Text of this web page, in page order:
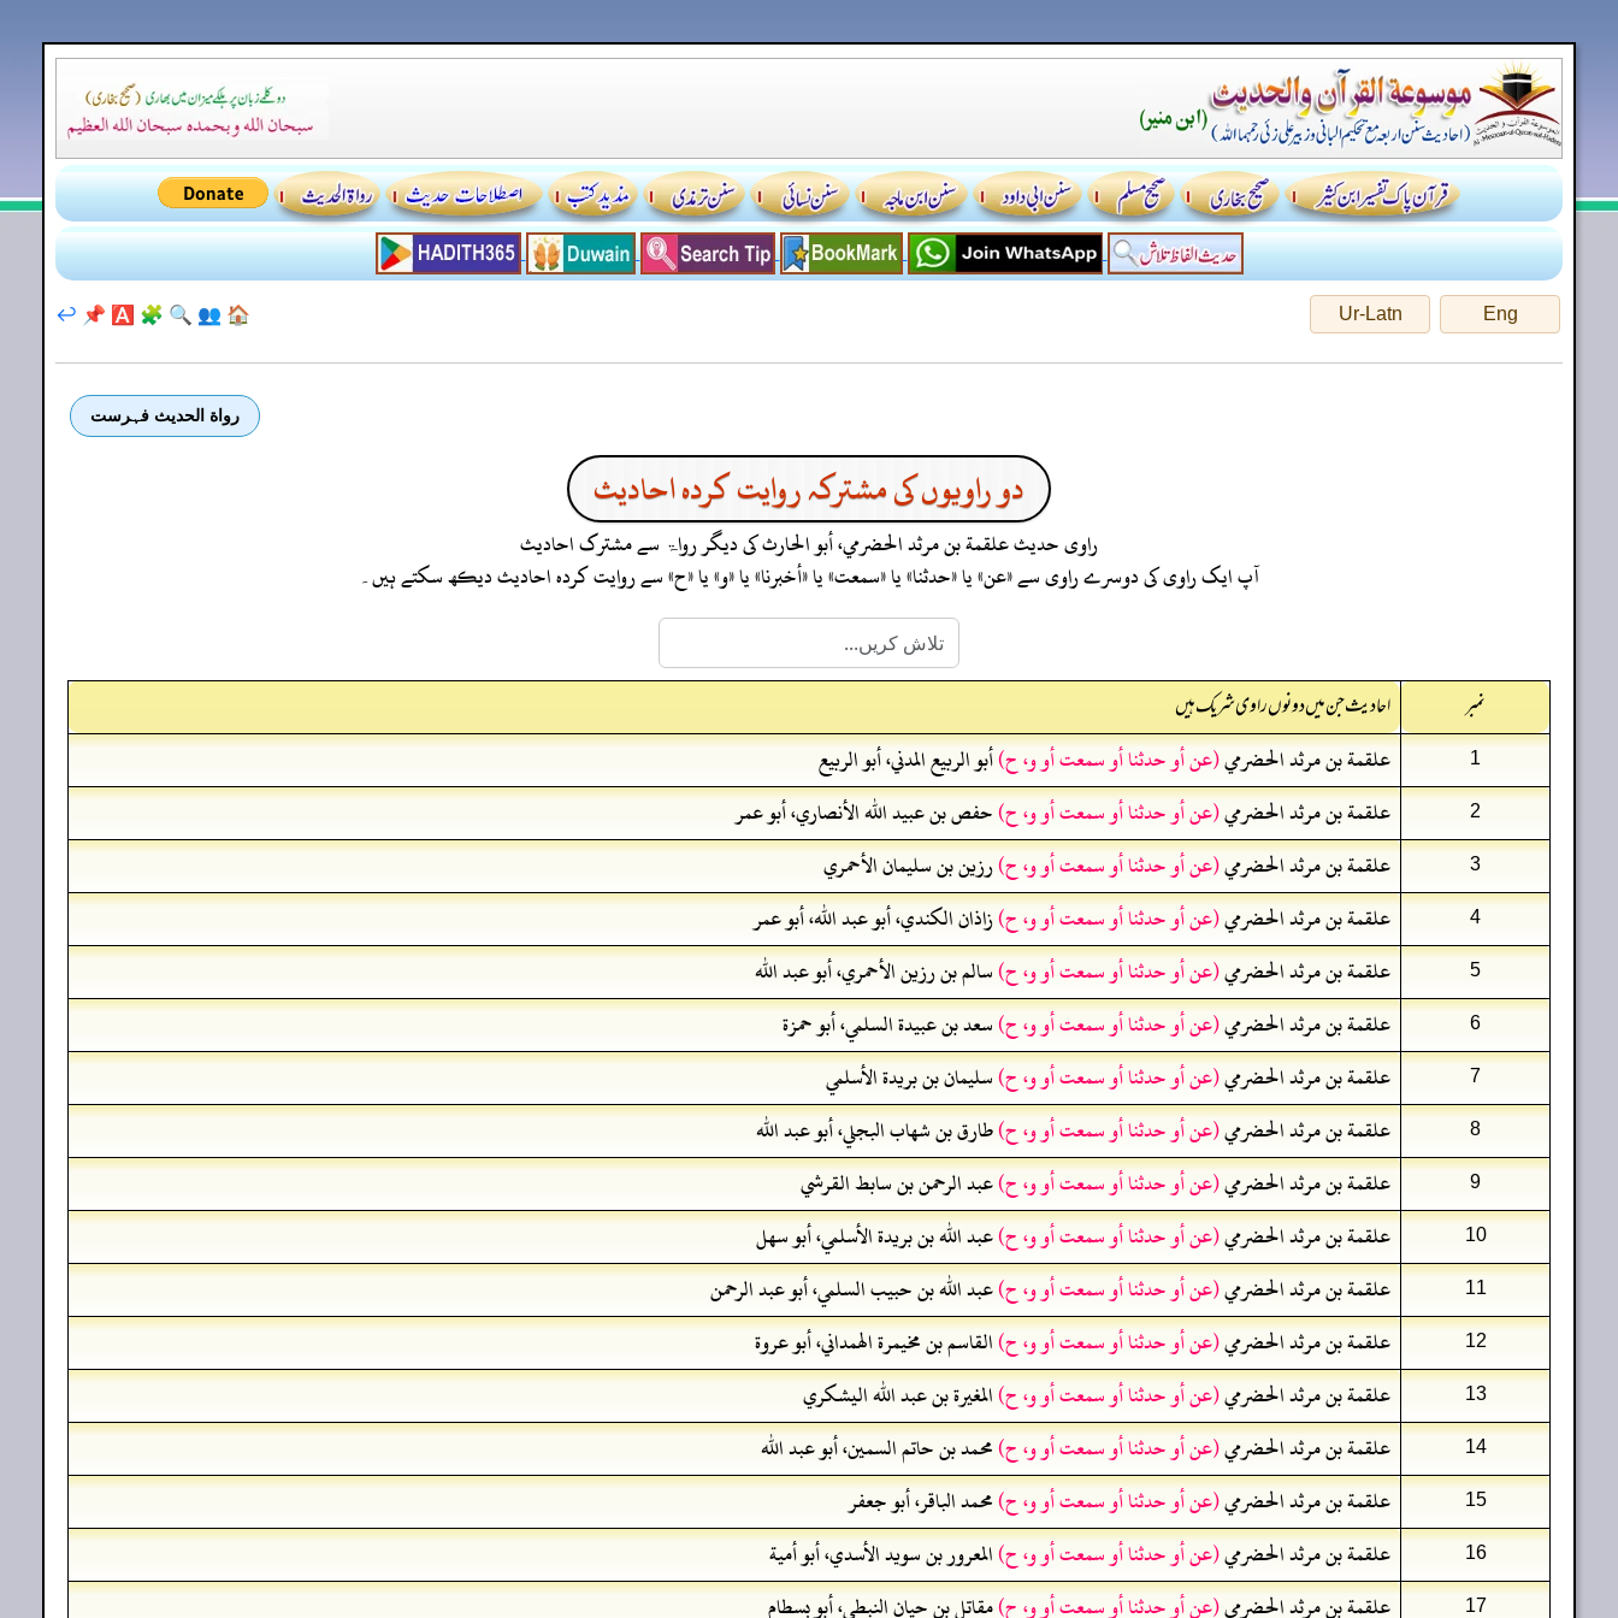
Eng
Ur-Latn
🏠
👥
🔍
🧩
🅰️
📌
↩️
رواة الحديث فہرست
دو راویوں کی مشترکہ روایت کردہ احادیث
راوی حدیثعلقمة بن مرثد الحضرمي، أبو الحارثکی دیگر رواۃ سے مشترک احادیث
آپ ایک راوی کی دوسرے راوی سے «عن» یا «حدثنا» یا «سمعت» یا «أخبرنا» یا «و» یا «ح» سے روایت کردہ احادیث دیکھ سکتے ہیں۔
نمبر احادیث جن میں دونوں راوی شریک ہیں
1 علقمة بن مرثد الحضرمي(عن أو حدثنا أو سمعت أو و، ح)أبو الربيع المدني، أبو الربيع
2 علقمة بن مرثد الحضرمي(عن أو حدثنا أو سمعت أو و، ح)حفص بن عبيد الله الأنصاري، أبو عمر
3 علقمة بن مرثد الحضرمي(عن أو حدثنا أو سمعت أو و، ح)رزين بن سليمان الأحمري
4 علقمة بن مرثد الحضرمي(عن أو حدثنا أو سمعت أو و، ح)زاذان الكندي، أبو عبد الله، أبو عمر
5 علقمة بن مرثد الحضرمي(عن أو حدثنا أو سمعت أو و، ح)سالم بن رزين الأحمري، أبو عبد الله
6 علقمة بن مرثد الحضرمي(عن أو حدثنا أو سمعت أو و، ح)سعد بن عبيدة السلمي، أبو حمزة
7 علقمة بن مرثد الحضرمي(عن أو حدثنا أو سمعت أو و، ح)سليمان بن بريدة الأسلمي
8 علقمة بن مرثد الحضرمي(عن أو حدثنا أو سمعت أو و، ح)طارق بن شهاب البجلي، أبو عبد الله
9 علقمة بن مرثد الحضرمي(عن أو حدثنا أو سمعت أو و، ح)عبد الرحمن بن سابط القرشي
10 علقمة بن مرثد الحضرمي(عن أو حدثنا أو سمعت أو و، ح)عبد الله بن بريدة الأسلمي، أبو سهل
11 علقمة بن مرثد الحضرمي(عن أو حدثنا أو سمعت أو و، ح)عبد الله بن حبيب السلمي، أبو عبد الرحمن
12 علقمة بن مرثد الحضرمي(عن أو حدثنا أو سمعت أو و، ح)القاسم بن مخيمرة الهمداني، أبو عروة
13 علقمة بن مرثد الحضرمي(عن أو حدثنا أو سمعت أو و، ح)المغيرة بن عبد الله اليشكري
14 علقمة بن مرثد الحضرمي(عن أو حدثنا أو سمعت أو و، ح)محمد بن حاتم السمين، أبو عبد الله
15 علقمة بن مرثد الحضرمي(عن أو حدثنا أو سمعت أو و، ح)محمد الباقر، أبو جعفر
16 علقمة بن مرثد الحضرمي(عن أو حدثنا أو سمعت أو و، ح)المعرور بن سويد الأسدي، أبو أمية
17 علقمة بن مرثد الحضرمي(عن أو حدثنا أو سمعت أو و، ح)مقاتل بن حيان النبطي، أبو بسطام